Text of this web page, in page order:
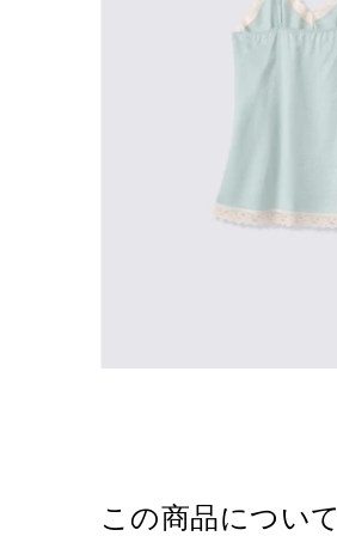
この商品について